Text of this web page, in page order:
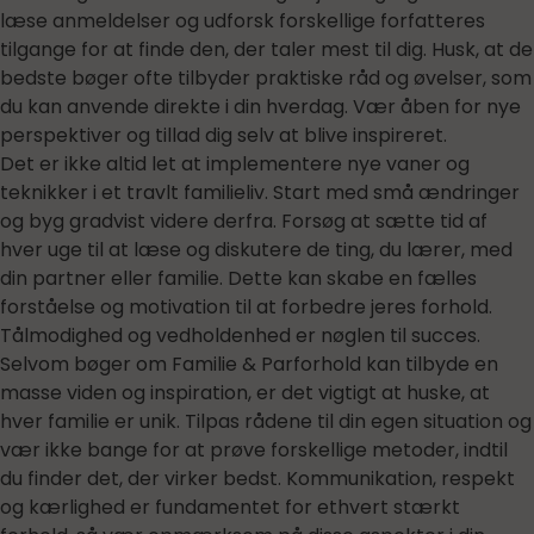
læse anmeldelser og udforsk forskellige forfatteres
tilgange for at finde den, der taler mest til dig. Husk, at de
bedste bøger ofte tilbyder praktiske råd og øvelser, som
du kan anvende direkte i din hverdag. Vær åben for nye
perspektiver og tillad dig selv at blive inspireret.
Det er ikke altid let at implementere nye vaner og
teknikker i et travlt familieliv. Start med små ændringer
og byg gradvist videre derfra. Forsøg at sætte tid af
hver uge til at læse og diskutere de ting, du lærer, med
din partner eller familie. Dette kan skabe en fælles
forståelse og motivation til at forbedre jeres forhold.
Tålmodighed og vedholdenhed er nøglen til succes.
Selvom bøger om Familie & Parforhold kan tilbyde en
masse viden og inspiration, er det vigtigt at huske, at
hver familie er unik. Tilpas rådene til din egen situation og
vær ikke bange for at prøve forskellige metoder, indtil
du finder det, der virker bedst. Kommunikation, respekt
og kærlighed er fundamentet for ethvert stærkt